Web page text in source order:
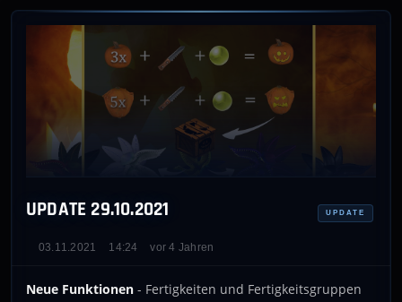
UPDATE 29.10.2021 UPDATE
03.11.2021 14:24 vor 4 Jahren
Neue Funktionen - Fertigkeiten und Fertigkeitsgruppen